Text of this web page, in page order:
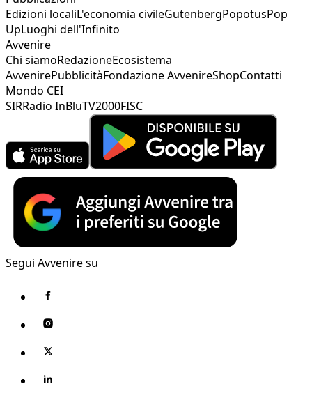
Edizioni localiL'economia civileGutenbergPopotusPop
UpLuoghi dell'Infinito
Avvenire
Chi siamoRedazioneEcosistema
AvvenirePubblicitàFondazione AvvenireShopContatti
Mondo CEI
SIRRadio InBluTV2000FISC
Segui Avvenire su